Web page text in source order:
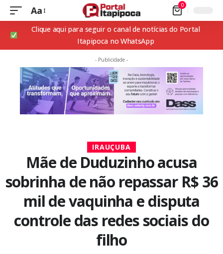
Aa 0
Clique aqui para seguir o canal de notícias do Portal
Itapipoca no WhatsApp
- Publicidade -
IRAUÇUBA
Mãe de Duduzinho acusa
sobrinha de não repassar R$ 36
mil de vaquinha e disputa
controle das redes sociais do
filho